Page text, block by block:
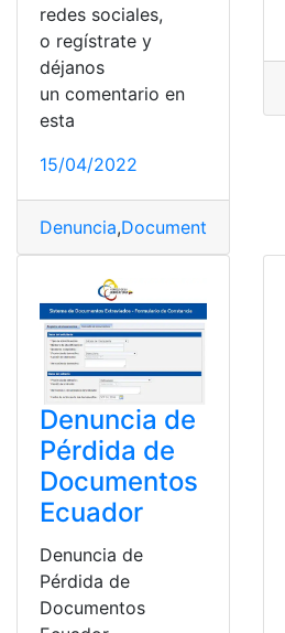
redes sociales,
o regístrate y
déjanos
un comentario en
esta
15/04/2022
Denuncia,Documentos
Denuncia de
Pérdida de
Documentos
Ecuador
Denuncia de
Pérdida de
Documentos